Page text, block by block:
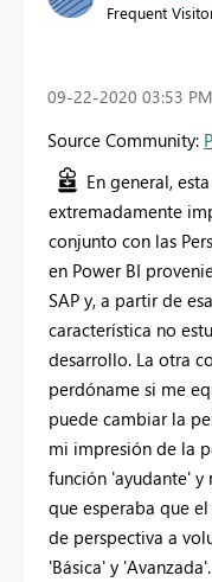
Frequent
‎09-22-2020 03:53 PM
Source Community:
En general,
extremadamente
conjunto con las
en Power BI
SAP y, a partir de
característica no
desarrollo. La otra
perdóname si me
puede cambiar la
mi impresión de la
función 'ayudante'
que esperaba que
de perspectiva a
'Básica' y